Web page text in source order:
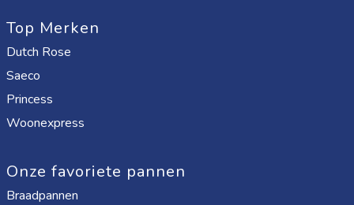
Top Merken
Dutch Rose
Saeco
Princess
Woonexpress
Onze favoriete pannen
Braadpannen